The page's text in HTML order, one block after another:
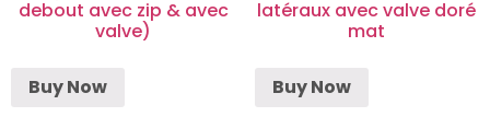
debout avec zip & avec
valve)
Buy Now
latéraux avec valve doré
mat
Buy Now